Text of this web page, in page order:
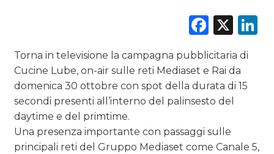
RADIO / AUDIO
TV
X
Torna in televisione la campagna pubblicitaria di
Cucine Lube, on-air sulle reti Mediaset e Rai da
domenica 30 ottobre con spot della durata di 15
secondi presenti all’interno del palinsesto del
daytime e del primtime.
Una presenza importante con passaggi sulle
principali reti del Gruppo Mediaset come Canale 5,